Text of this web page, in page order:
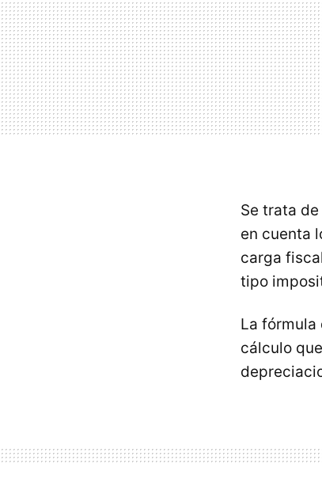
Se trata
en cuenta
carga
tipo
La fórmula
cálculo